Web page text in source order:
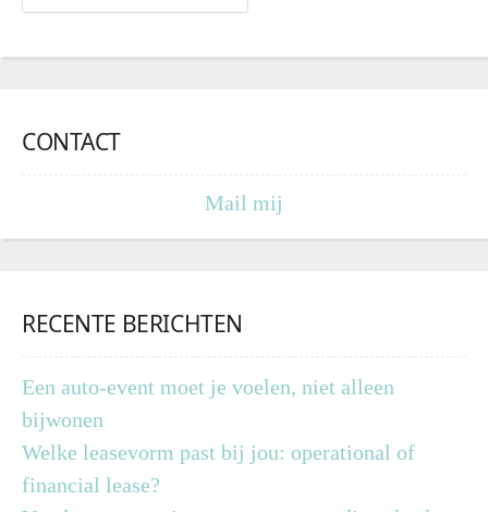
CONTACT
Mail mij
RECENTE BERICHTEN
Een auto-event moet je voelen, niet alleen
bijwonen
Welke leasevorm past bij jou: operational of
financial lease?